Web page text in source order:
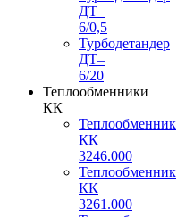
ДТ–
6/0,5
Турбодетандер
ДТ–
6/20
Теплообменники
КК
Теплообменник
КК
3246.000
Теплообменник
КК
3261.000